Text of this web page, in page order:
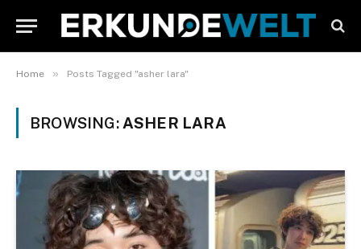
Home » Posts Tagged "asher lara"
BROWSING: ASHER LARA